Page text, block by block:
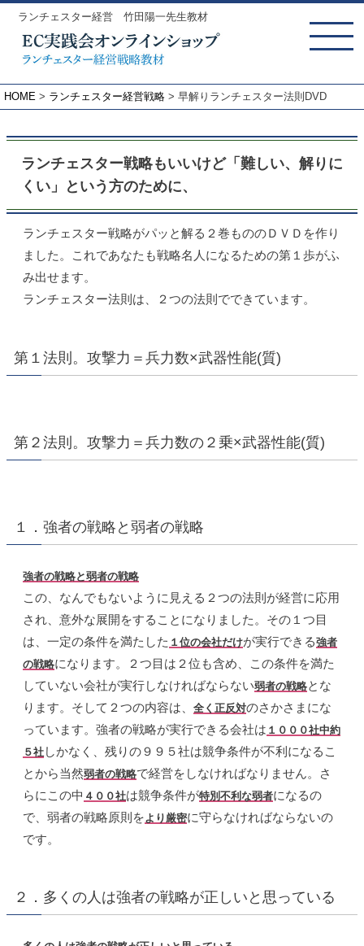
ランチェスター経営 竹田陽一先生教材
HOME ランチェスター経営戦略 早解りランチェスター法則DVD
ランチェスター戦略もいいけど「難しい、解りに
くい」という方のために、
ランチェスター戦略がパッと解る２巻もののＤＶＤを作り
ました。これであなたも戦略名人になるための第１歩がふ
み出せます。
ランチェスター法則は、２つの法則でできています。
第１法則。攻撃力＝兵力数×武器性能(質)
第２法則。攻撃力＝兵力数の２乗×武器性能(質)
１．強者の戦略と弱者の戦略
強者の戦略と弱者の戦略
この、なんでもないように見える２つの法則が経営に応用
され、意外な展開をすることになりました。その１つ目
は、一定の条件を満たした １位の会社だけが実行できる強者
の戦略になります。２つ目は２位も含め、この条件を満た
していない会社が実行しなければならない弱者の戦略とな
ります。そして２つの内容は、 全く正反対のさかさまにな
っています。強者の戦略が実行できる会社は １０００社中約
５社 しかなく、残りの９９５社は競争条件が不利になるこ
とから当然弱者の戦略で経営をしなければなりません。さ
らにこの中 ４００社は競争条件が特別不利な弱者になるの
で、弱者の戦略原則を より厳密に守らなければならないの
です。
２．多くの人は強者の戦略が正しいと思っている